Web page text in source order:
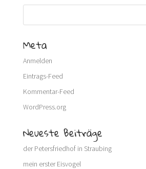
Meta
Anmelden
Eintrags-Feed
Kommentar-Feed
WordPress.org
Neueste Beiträge
der Petersfriedhof in Straubing
mein erster Eisvogel